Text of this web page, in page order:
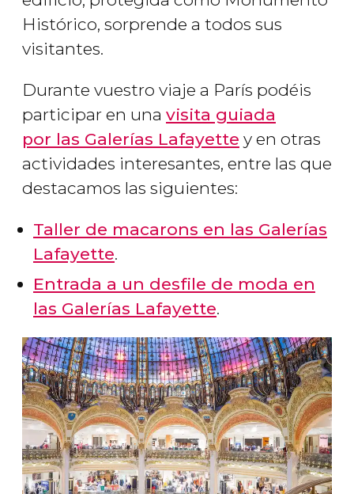
Histórico, sorprende a todos sus
visitantes.
Durante vuestro viaje a París podéis
participar en una visita guiada
por las Galerías Lafayette y en otras
actividades interesantes, entre las que
destacamos las siguientes:
Taller de macarons en las Galerías
Lafayette.
Entrada a un desfile de moda en
las Galerías Lafayette.